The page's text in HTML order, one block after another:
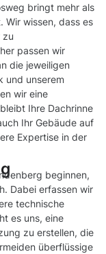
bringt mehr als
Wir wissen, dass es
zu
passen wir
die jeweiligen
und unserem
wir eine
Ihre Dachrinne
Ihr Gebäude auf
Expertise in der
beginnen,
Dabei erfassen wir
technische
es uns, eine
zu erstellen, die
überflüssige